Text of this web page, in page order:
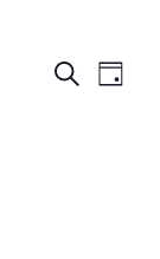
Suche
Tag